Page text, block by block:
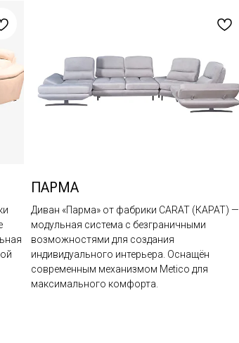
ПАРМА
Диван «Парма» от фабрики CARAT (КАРАТ) —
модульная система с безграничными
возможностями для создания
индивидуального интерьера. Оснащён
современным механизмом Metico для
максимального комфорта.